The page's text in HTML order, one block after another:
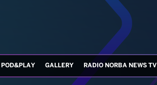
POD&PLAY GALLERY RADIO NORBA NEWS TV